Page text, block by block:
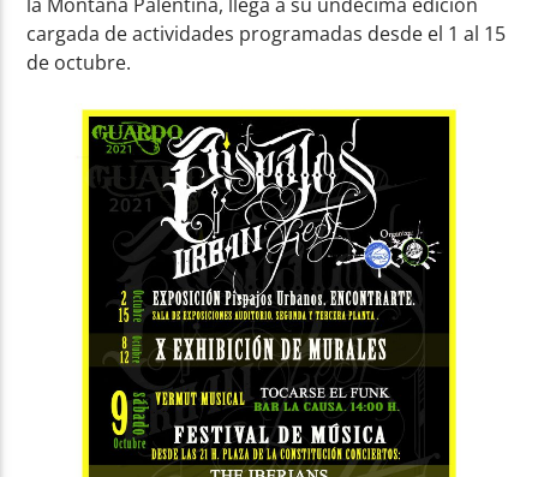
cargada de actividades programadas desde el 1 al 15
de octubre.